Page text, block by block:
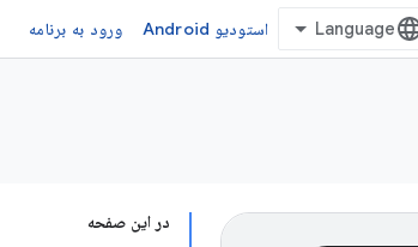
استودیو Android ورود به برنامه
در این صفحه